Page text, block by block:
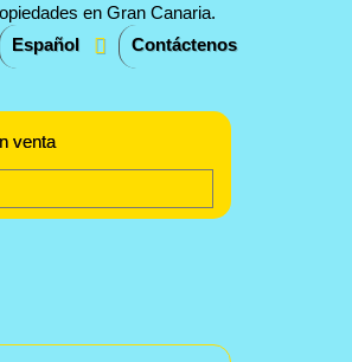
Contáctenos
Español
venta